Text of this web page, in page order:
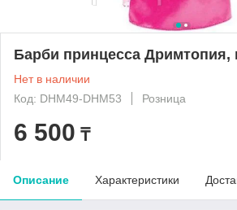
Барби принцесса Дримтопия,
Нет в наличии
Код: DHM49-DHM53
Розница
6 500 ₸
Описание Характеристики